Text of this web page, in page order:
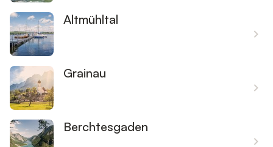
Altmühltal
Grainau
Berchtesgaden